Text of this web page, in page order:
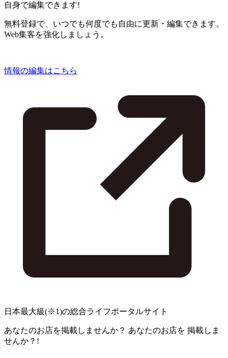
自身で編集できます!
無料登録で、いつでも何度でも自由に更新・編集できます。
Web集客を強化しましょう。
情報の編集はこちら
日本最大級(※1)の総合ライフポータルサイト
あなたのお店を掲載しませんか？ あなたのお店を 掲載しま
せんか？!